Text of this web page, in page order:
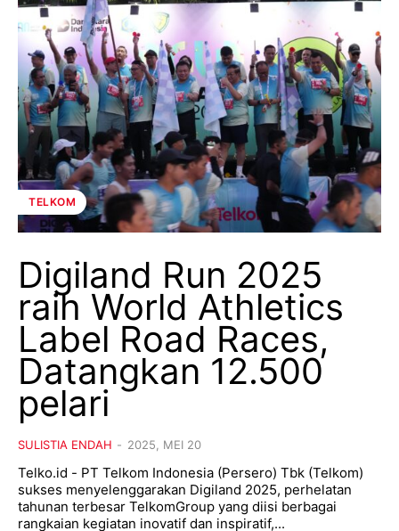
TELKOM
Digiland Run 2025
raih World Athletics
Label Road Races,
Datangkan 12.500
pelari
SULISTIA ENDAH - 2025, MEI 20
Telko.id - PT Telkom Indonesia (Persero) Tbk (Telkom)
sukses menyelenggarakan Digiland 2025, perhelatan
tahunan terbesar TelkomGroup yang diisi berbagai
rangkaian kegiatan inovatif dan inspiratif,...